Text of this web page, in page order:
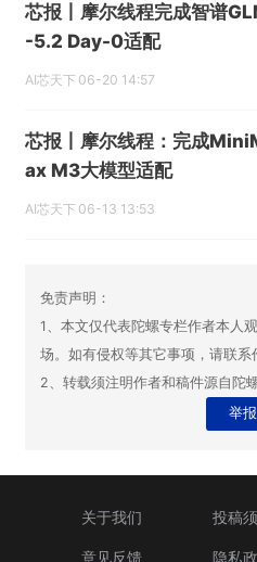
芯报丨摩尔线程完成智谱
-5.2 Day-0适配
AI芯天下 06-20 14:57
芯报丨摩尔线程：完成
ax M3大模型适配
AI芯天下 06-13 13:53
免责声明：
1、本文仅代表陀螺专栏作者本人
场。如有侵权等其它事项，请联系
2、转载须注明作者和稿件源自陀
举报
关于我们 投稿
意见反馈 隐私